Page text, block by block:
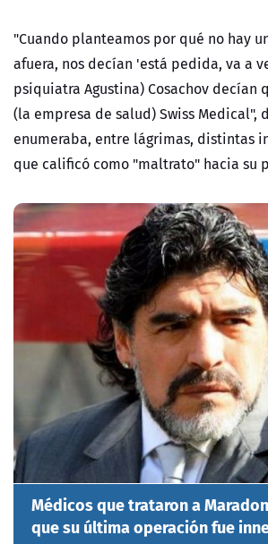
"Cuando planteamos por qué no hay
afuera, nos decían 'está pedida, va a
psiquiatra Agustina) Cosachov decían
(la empresa de salud) Swiss Medical",
enumeraba, entre lágrimas, distintas
que calificó como "maltrato" hacia su
Médicos que trataron a
que su última operación fue